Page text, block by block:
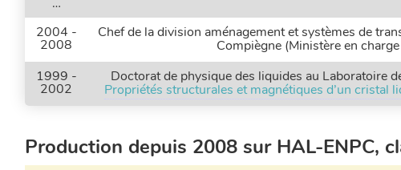
2004 -
2008
Chef de la division aménagement et systèmes de
Compiègne (Ministère en
1999 -
2002
Doctorat de physique des liquides au Laboratoire
Propriétés structurales et magnétiques d’un cristal
Production depuis 2008 sur HAL-ENPC,